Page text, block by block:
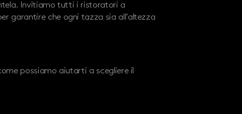
Invitiamo tutti i ristoratori a
garantire che ogni tazza sia all’altezza
possiamo aiutarti a scegliere il